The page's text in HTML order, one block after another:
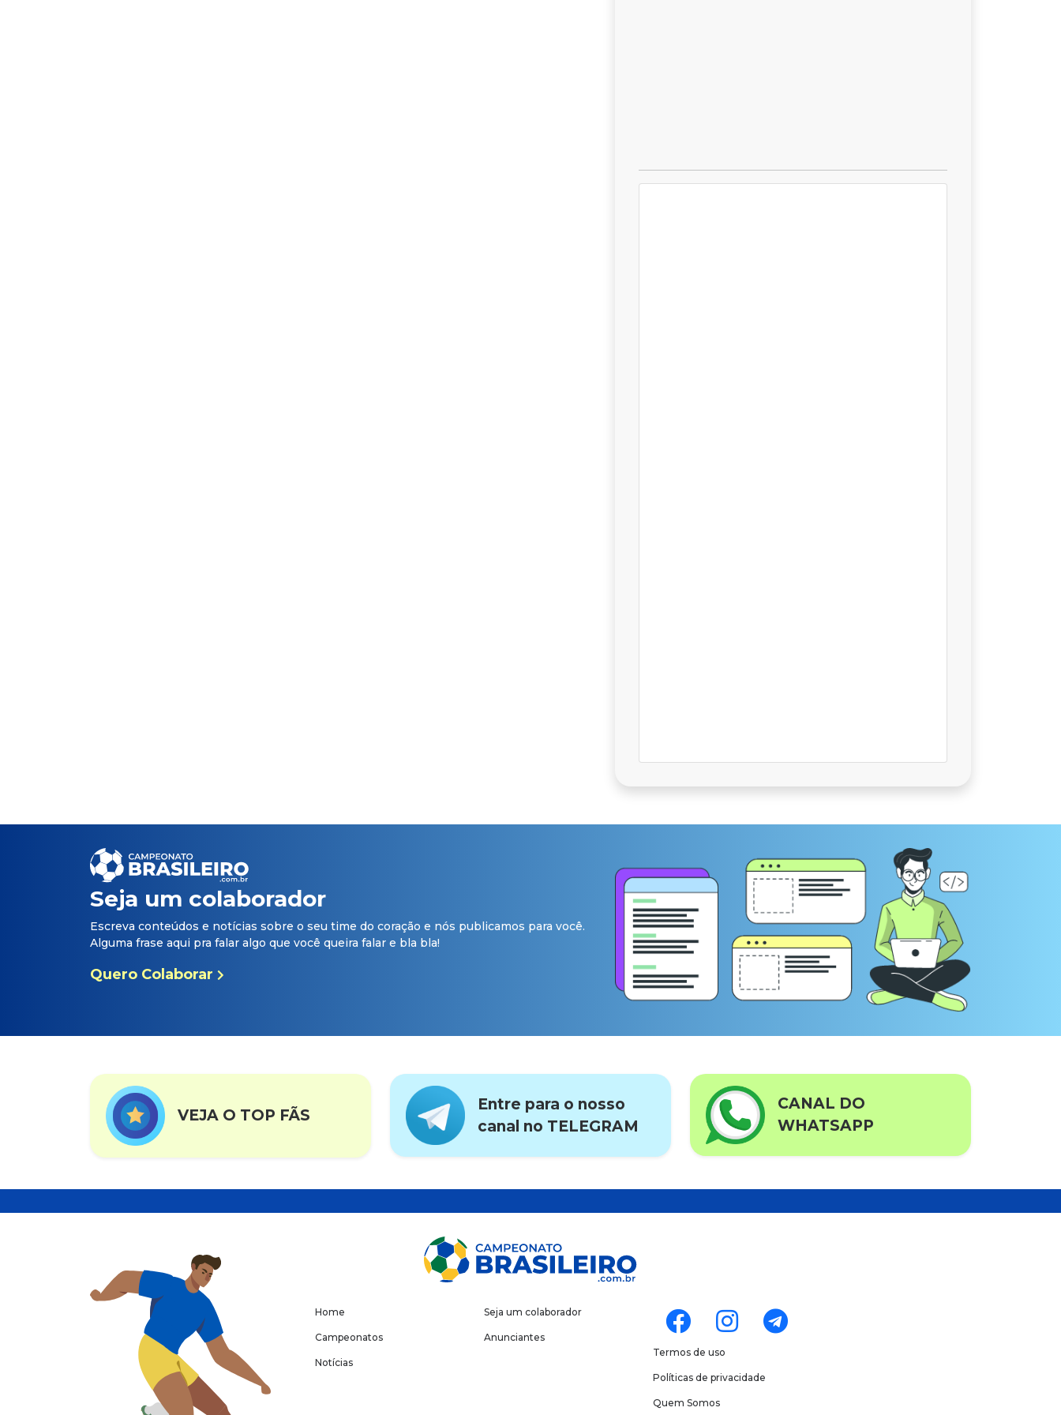
Seja um colaborador
Escreva conteúdos e notícias sobre o seu time do coração e nós publicamos para você.
Alguma frase aqui pra falar algo que você queira falar e bla bla!
Quero Colaborar
VEJA O TOP FÃS
Entre para o nosso
canal no TELEGRAM
CANAL DO
WHATSAPP
Home
Campeonatos
Notícias
Seja um colaborador
Anunciantes
Termos de uso
Políticas de privacidade
Quem Somos